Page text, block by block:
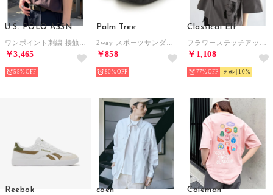
U.S. POLO ASSN.
￥3,465
55%
Palm Tree
￥858
80%
Classical Elf
￥1,108
77% 10
Reebok coen Coleman